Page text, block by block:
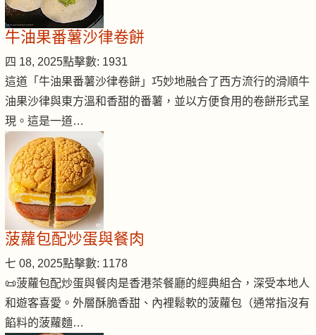
牛油果番薯沙律卷餅
四 18, 2025點擊數: 1931
這道「牛油果番薯沙律卷餅」巧妙地融合了西方流行的滑順牛
油果沙律與東方溫和香甜的番薯，並以方便食用的卷餅形式呈
現。這是一道…
菠蘿包配炒蛋與餐肉
七 08, 2025點擊數: 1178
📜菠蘿包配炒蛋與餐肉是香港茶餐廳的經典組合，深受本地人
和遊客喜愛。外層酥脆香甜、內裡鬆軟的菠蘿包（通常指沒有
餡料的菠蘿麵…